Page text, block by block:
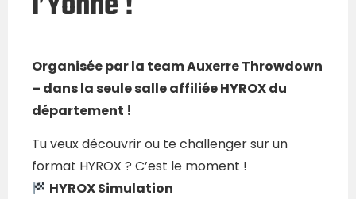
Organisée par la team Auxerre Throwdown
– dans la seule salle affiliée HYROX du
département !
Tu veux découvrir ou te challenger sur un
format HYROX ? C’est le moment !
HYROX Simulation